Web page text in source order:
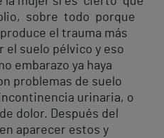
sobre todo porque
el trauma más
suelo pélvico y eso
embarazo ya haya
problemas de suelo
urinaria, o
dolor. Después del
aparecer estos y